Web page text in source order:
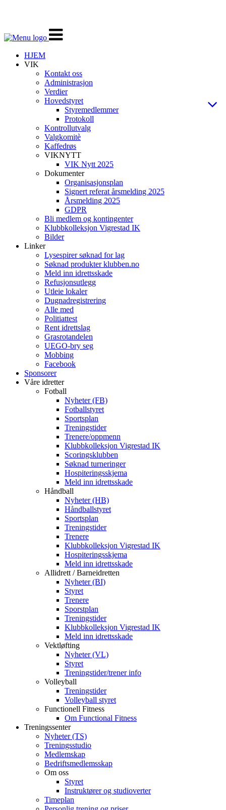
Veksle
navigasjon
HJEM
VIK
Kontakt oss
Administrasjon
Verdier
Hovedstyret
Styremedlemmer
Protokoll
Kontrollutvalg
Valgkomitè
Kaffedrøs
VIKNYTT
VIK Nytt 2025
Dokumenter
Organisasjonsplan
Signert referat årsmelding 2025
Årsmelding 2025
GDPR
Bli medlem og kontingenter
Klubbkolleksjon Vigrestad IK
Bilder
Linker
Lysespirer søknad for lag
Søknad produkter klubben.no
Meld inn idrettsskade
Refusjonsutlegg
Utleie lokaler
Dugnadregistrering
Alle med
Politiattest
Rent idrettslag
Grasrotandelen
UEGO-bry seg
Mobbing
Facebook
Sponsorer
Våre idretter
Fotball
Nyheter (FB)
Fotballstyret
Sportsplan
Treningstider
Trenere/oppmenn
Klubbkolleksjon Vigrestad IK
Scoringsklubben
Søknad turneringer
Hospiteringsskjema
Meld inn idrettsskade
Håndball
Nyheter (HB)
Håndballstyret
Sportsplan
Treningstider
Trenere
Klubbkolleksjon Vigrestad IK
Hospiteringsskjema
Meld inn idrettsskade
Allidrett / Barneidretten
Nyheter (BI)
Styret
Trenere
Sporstplan
Treningstider
Klubbkolleksjon Vigrestad IK
Meld inn idrettsskade
Vektløfting
Nyheter (VL)
Styret
Treningstider/trener info
Volleyball
Treningstider
Volleyball styret
Functionell Fitness
Om Functional Fitness
Treningssenter
Nyheter (TS)
Treningsstudio
Medlemskap
Bedriftsmedlemsskap
Om oss
Styret
Instruktører og studioverter
Timeplan